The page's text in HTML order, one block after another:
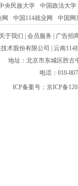
央民族大学
中国政法大学
网 中国114就业网 中国网
关于我们 会员服务
广告招
术股份有限公司
| 云南
地址：北京市东城区胜
电话：010-
ICP备案号： 京ICP备